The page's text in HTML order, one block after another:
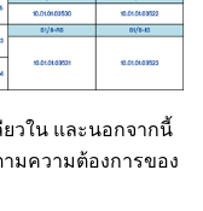
ยวใน และนอกจากนี้
ามความต้องการของ